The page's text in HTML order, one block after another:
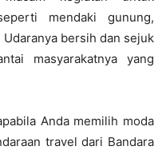
mendaki gunung,
bersih dan sejuk
masyarakatnya yang
Anda memilih moda
travel dari Bandara